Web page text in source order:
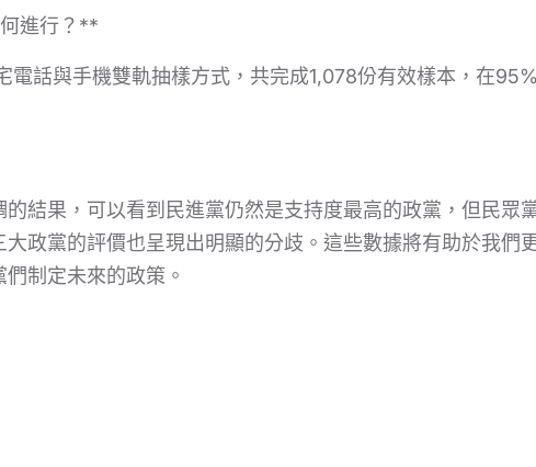
進行？**
電話與手機雙軌抽樣方式，共完成1,078份有效樣本，在
結果，可以看到民進黨仍然是支持度最高的政黨，但民眾
大政黨的評價也呈現出明顯的分歧。這些數據將有助於我們
制定未來的政策。